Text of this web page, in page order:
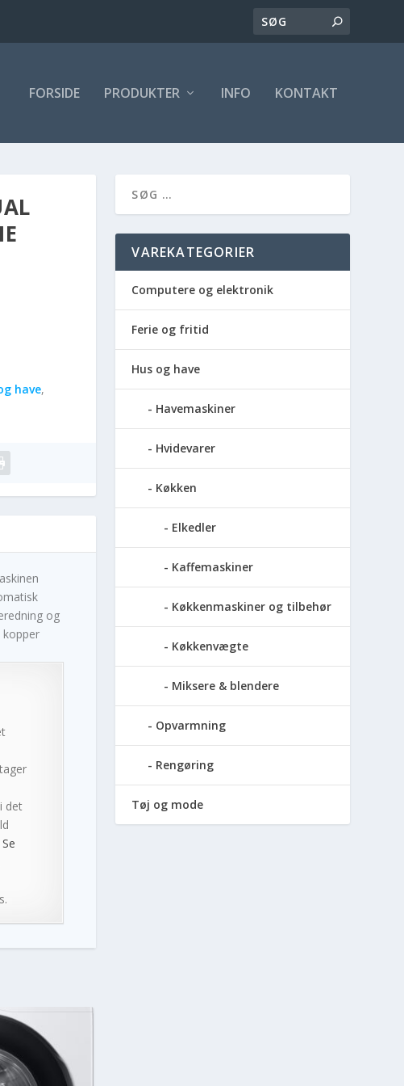
FORSIDE PRODUKTER INFO KONTAKT
have,
og
kopper
det
Se
VAREKATEGORIER
Computere og elektronik
Ferie og fritid
Hus og have
Havemaskiner
Hvidevarer
Køkken
Elkedler
Kaffemaskiner
Køkkenmaskiner og tilbehør
Køkkenvægte
Miksere & blendere
Opvarmning
Rengøring
Tøj og mode